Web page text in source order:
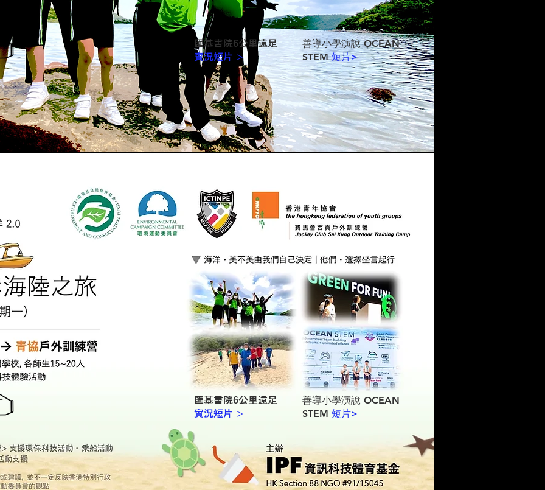
匯基書院6公里遠足
實況短片 >
善導小學演說 OCEAN
STEM短片>
匯基書院6公里遠足
實況短片 >
善導小學演說 OCEAN
STEM 短片>